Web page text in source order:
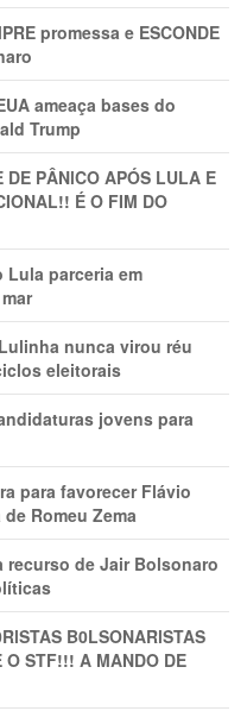
promessa e ESCONDE
ameaça bases do
Trump
DE PÂNlCO APÓS LULA E
É O FIM DO
Lula parceria em
nunca virou réu
eleitorais
jovens para
para favorecer Flávio
Romeu Zema
recurso de Jair Bolsonaro
B0LSONARlSTAS
O STF!!! A MANDO DE